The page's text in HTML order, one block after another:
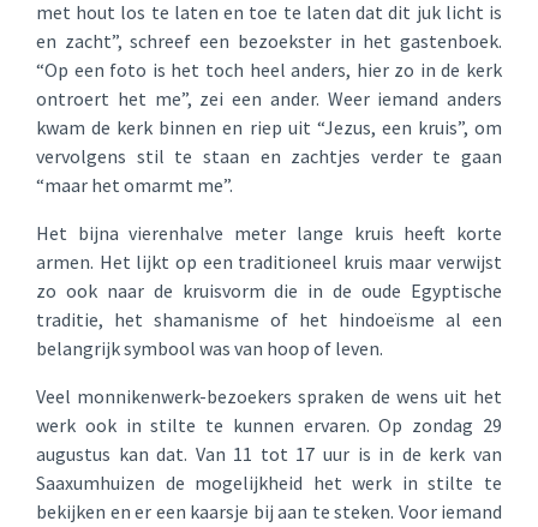
met hout los te laten en toe te laten dat dit juk licht is
en zacht”, schreef een bezoekster in het gastenboek.
“Op een foto is het toch heel anders, hier zo in de kerk
ontroert het me”, zei een ander. Weer iemand anders
kwam de kerk binnen en riep uit “Jezus, een kruis”, om
vervolgens stil te staan en zachtjes verder te gaan
“maar het omarmt me”.
Het bijna vierenhalve meter lange kruis heeft korte
armen. Het lijkt op een traditioneel kruis maar verwijst
zo ook naar de kruisvorm die in de oude Egyptische
traditie, het shamanisme of het hindoeïsme al een
belangrijk symbool was van hoop of leven.
Veel monnikenwerk-bezoekers spraken de wens uit het
werk ook in stilte te kunnen ervaren. Op zondag 29
augustus kan dat. Van 11 tot 17 uur is in de kerk van
Saaxumhuizen de mogelijkheid het werk in stilte te
bekijken en er een kaarsje bij aan te steken. Voor iemand